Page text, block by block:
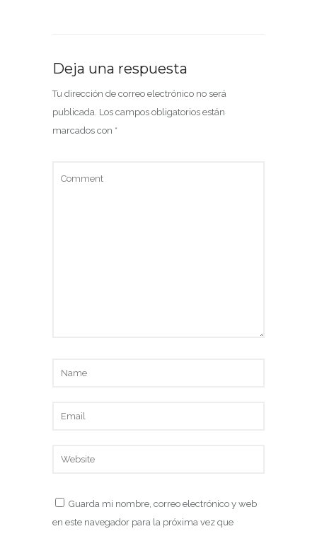
Deja una respuesta
Tu dirección de correo electrónico no será
publicada. Los campos obligatorios están
marcados con *
Guarda mi nombre, correo electrónico y web
en este navegador para la próxima vez que